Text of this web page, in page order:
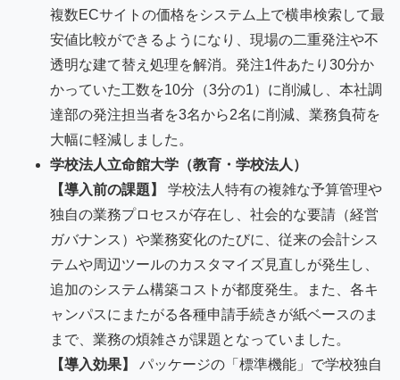
複数ECサイトの価格をシステム上で横串検索して最
安値比較ができるようになり、現場の二重発注や不
透明な建て替え処理を解消。発注1件あたり30分か
かっていた工数を10分（3分の1）に削減し、本社調
達部の発注担当者を3名から2名に削減、業務負荷を
大幅に軽減しました。
学校法人立命館大学（教育・学校法人）
【導入前の課題】
学校法人特有の複雑な予算管理や
独自の業務プロセスが存在し、社会的な要請（経営
ガバナンス）や業務変化のたびに、従来の会計シス
テムや周辺ツールのカスタマイズ見直しが発生し、
追加のシステム構築コストが都度発生。また、各キ
ャンパスにまたがる各種申請手続きが紙ベースのま
まで、業務の煩雑さが課題となっていました。
【導入効果】
パッケージの「標準機能」で学校独自